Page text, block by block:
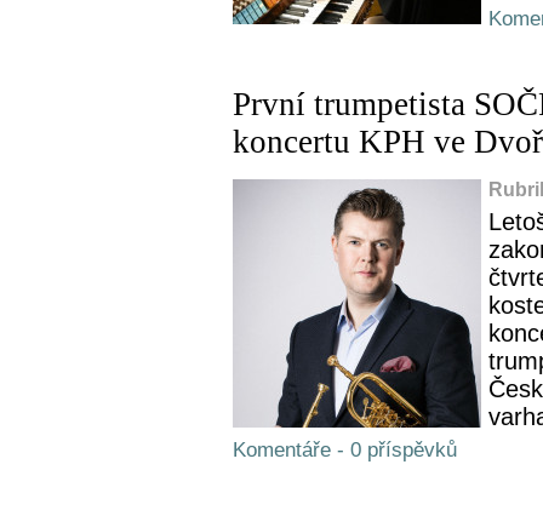
První trumpetista
koncertu KPH ve
Komentáře - 0 příspěvků